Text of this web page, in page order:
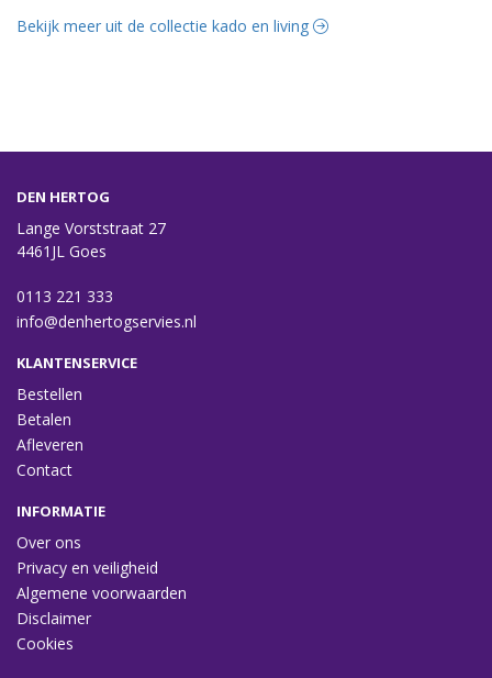
Bekijk meer uit de collectie kado en living
DEN HERTOG
Lange Vorststraat 27
4461JL Goes
0113 221 333
info@denhertogservies.nl
KLANTENSERVICE
Bestellen
Betalen
Afleveren
Contact
INFORMATIE
Over ons
Privacy en veiligheid
Algemene voorwaarden
Disclaimer
Cookies